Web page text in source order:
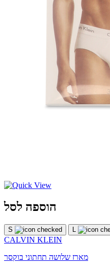
הוספה לסל
S
CALVIN KLEIN
מארז שלושה תחתוני בוקסר